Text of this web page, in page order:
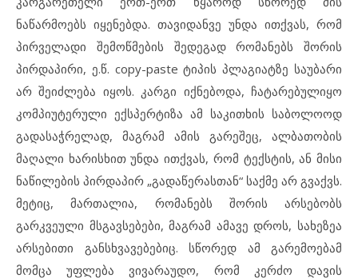
ნაწარმოებს იყენებდა. თავიდანვე უნდა ითქვას, რომ
პირველადი შემოწმების შედეგად რომანებს შორის
პირდაპირი, ე.წ. copy-paste ტიპის პლაგიატზე საუბარი
არ შეიძლება იყოს. კარგი იქნებოდა, ჩატარებულიყო
კომპიუტერული ექსპერტიზა ამ საკითხის საბოლოოდ
გადასაჭრელად, მაგრამ ამის გარეშეც, ალბათობის
მაღალი ხარისხით უნდა ითქვას, რომ ტექსტის, ან მისი
ნაწილების პირდაპირ „გადაწერასთან“ საქმე არ გვაქვს.
მეტიც, მართალია, რომანებს შორის არსებობს
გარკვეული მსგავსებები, მაგრამ ამავე დროს, სახეზეა
არსებითი განსხვავებებიც. სწორედ ამ გარემოებამ
მომცა უფლება ვივარაუდო, რომ კერძო დავის